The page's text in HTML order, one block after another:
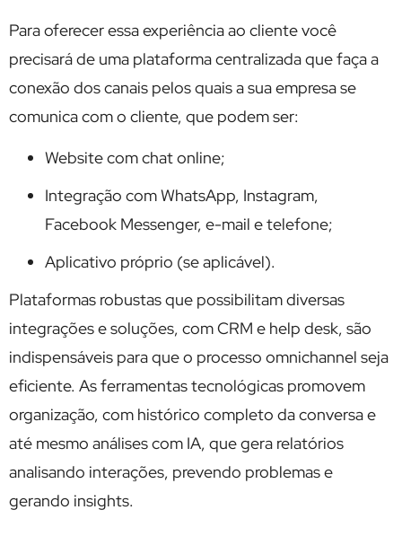
Para oferecer essa experiência ao cliente você
precisará de uma plataforma centralizada que faça a
conexão dos canais pelos quais a sua empresa se
comunica com o cliente, que podem ser:
Website com chat online;
Integração com WhatsApp, Instagram,
Facebook Messenger, e-mail e telefone;
Aplicativo próprio (se aplicável).
Plataformas robustas que possibilitam diversas
integrações e soluções, com CRM e help desk, são
indispensáveis para que o processo omnichannel seja
eficiente. As ferramentas tecnológicas promovem
organização, com histórico completo da conversa e
até mesmo análises com IA, que gera relatórios
analisando interações, prevendo problemas e
gerando insights.